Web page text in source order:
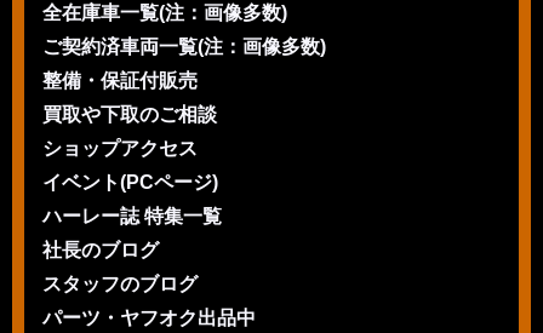
全在庫車一覧(注：画像多数)
ご契約済車両一覧(注：画像多数)
整備・保証付販売
買取や下取のご相談
ショップアクセス
イベント(PCページ)
ハーレー誌 特集一覧
社長のブログ
スタッフのブログ
パーツ・ヤフオク出品中